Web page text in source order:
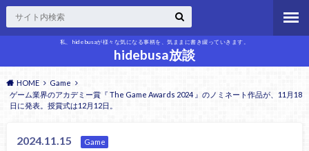
私、hidebusaが様々な気になる事柄を、気ままに書き綴っていきます。
hidebusa放談
HOME
Game
ゲーム業界のアカデミー賞『 The Game Awards 2024 』のノミネート作品が、11月18
日に発表。授賞式は12月12日。
2024.11.15 Game